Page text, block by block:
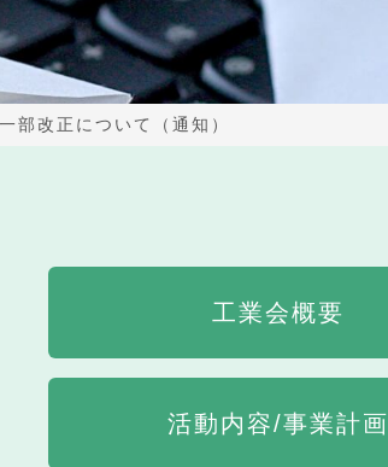
部改正について（通知）
工業会概要
活動内容/事業計画